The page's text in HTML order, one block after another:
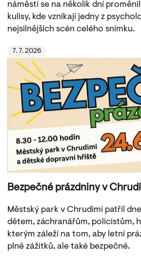
náměstí se na několik dní
kulisy, kde vznikají jedny z
nejsilnějších scén celého snímku.
7. 7. 2026
Bezpečné prázdniny v
Městský park v Chrudimi patřil
dětem, záchranářům, policistům,
kterým záleží na tom, aby letní
plné zážitků, ale také bezpečné.